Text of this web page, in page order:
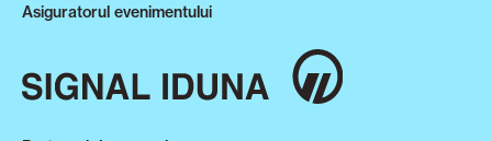
Asiguratorul evenimentului